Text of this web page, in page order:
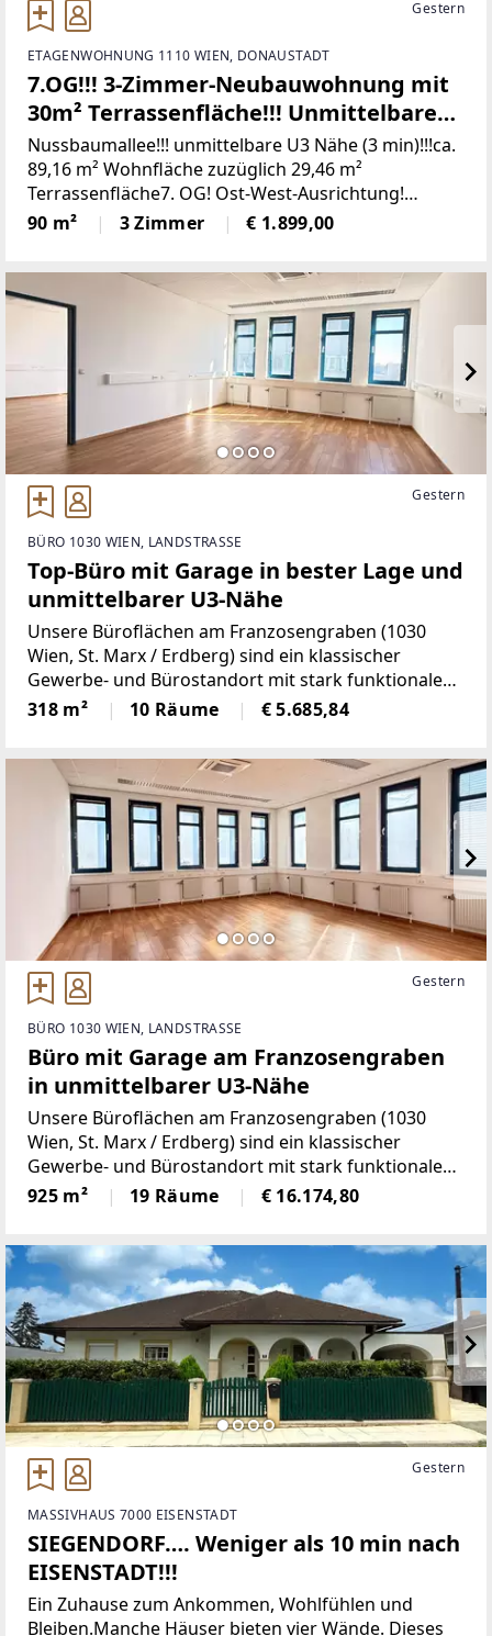
Gestern
ETAGENWOHNUNG 1110 WIEN, DONAUSTADT
7.OG!!! 3-Zimmer-Neubauwohnung mit
30m² Terrassenfläche!!! Unmittelbare
U3-Nähe!!
Nussbaumallee!!! unmittelbare U3 Nähe (3 min)!!!ca.
89,16 m² Wohnfläche zuzüglich 29,46 m²
Terrassenfläche7. OG! Ost-West-Ausrichtung!
Sonnig und hell!RAUMAUFTEILUNG IN
STICHWORTEN• Vorraum mit Garderobe (13,95m²)•
90 m² 3 Zimmer € 1.899,00
Gestern
BÜRO 1030 WIEN, LANDSTRASSE
Top-Büro mit Garage in bester Lage und
unmittelbarer U3-Nähe
Unsere Büroflächen am Franzosengraben (1030
Wien, St. Marx / Erdberg) sind ein klassischer
Gewerbe- und Bürostandort mit stark funktionalem
Charakter.Der Standort verfügt über eine Garage.
Stellplätze nach Verfügbarkeit um EUR 110 nto pro
318 m² 10 Räume € 5.685,84
Gestern
BÜRO 1030 WIEN, LANDSTRASSE
Büro mit Garage am Franzosengraben
in unmittelbarer U3-Nähe
Unsere Büroflächen am Franzosengraben (1030
Wien, St. Marx / Erdberg) sind ein klassischer
Gewerbe- und Bürostandort mit stark funktionalem
Charakter.Der Standort verfügt über eine Garage.
Stellplätze nach Verfügbarkeit um EUR 110 nto pro
925 m² 19 Räume € 16.174,80
Gestern
MASSIVHAUS 7000 EISENSTADT
SIEGENDORF…. Weniger als 10 min nach
EISENSTADT!!!
Ein Zuhause zum Ankommen, Wohlfühlen und
Bleiben.Manche Häuser bieten vier Wände. Dieses